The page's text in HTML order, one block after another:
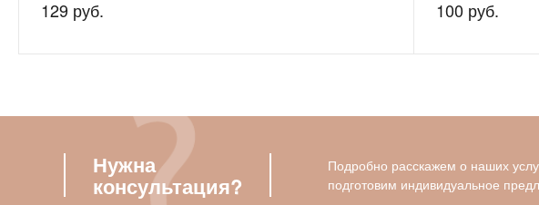
129 руб. 100 руб.
Нужна
консультация?
Подробно расскажем о наших
подготовим индивидуальное